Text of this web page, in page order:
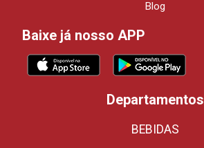
Blog
Baixe já nosso APP
Departamentos
BEBIDAS